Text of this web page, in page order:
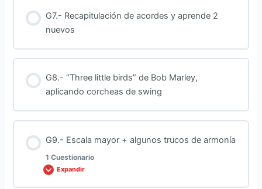
G7.- Recapitulación de acordes y aprende 2
nuevos
G8.- “Three little birds” de Bob Marley,
aplicando corcheas de swing
G9.- Escala mayor + algunos trucos de armonía
1 Cuestionario
Expandir